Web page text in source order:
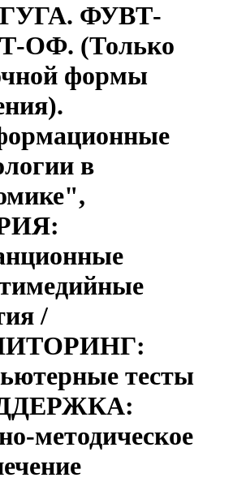
ФУВТ-
ОФ. (Только
формы
в
/
тесты
методическое